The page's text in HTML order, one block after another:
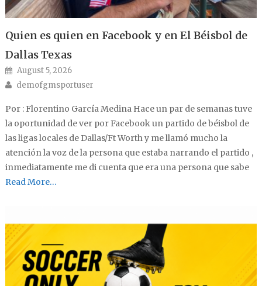
Quien es quien en Facebook y en El Béisbol de
Dallas Texas
Posted on
August 5, 2026
Author
demofgmsportuser
Por : Florentino García Medina Hace un par de semanas tuve
la oportunidad de ver por Facebook un partido de béisbol de
las ligas locales de Dallas/Ft Worth y me llamó mucho la
atención la voz de la persona que estaba narrando el partido ,
inmediatamente me di cuenta que era una persona que sabe
Read More…